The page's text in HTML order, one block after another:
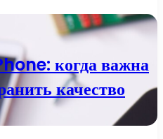
когда важна
качество